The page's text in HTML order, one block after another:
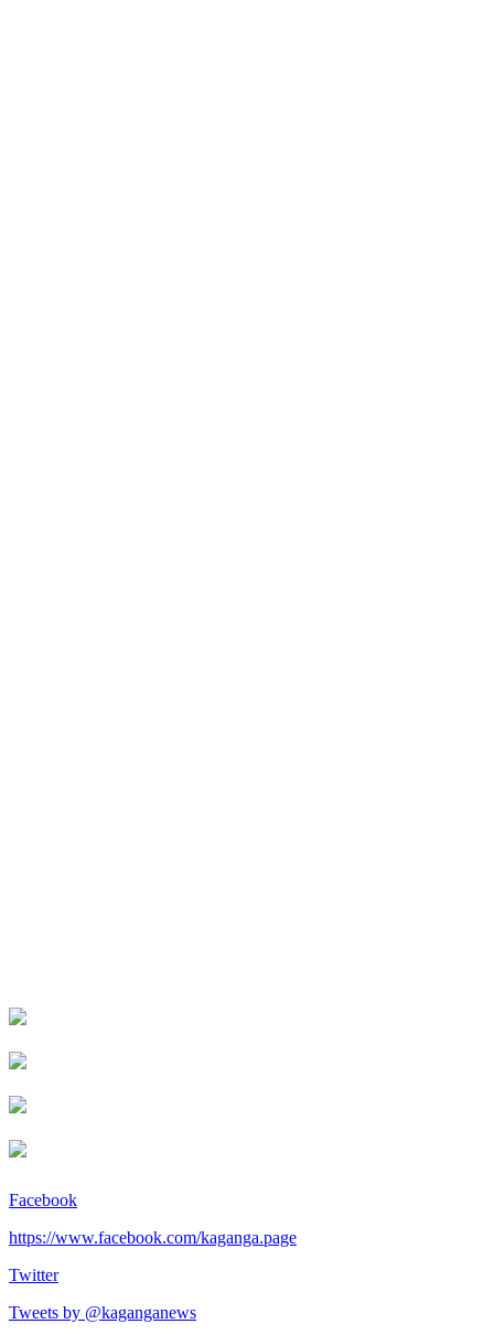
Facebook
https://www.facebook.com/kaganga.page
Twitter
Tweets by @kaganganews